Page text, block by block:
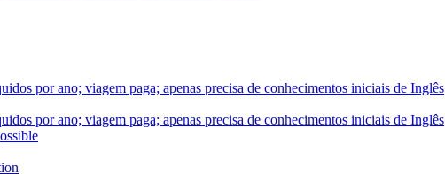
por ano; viagem paga; apenas precisa de conhecimentos iniciais de Inglês
por ano; viagem paga; apenas precisa de conhecimentos iniciais de Inglês